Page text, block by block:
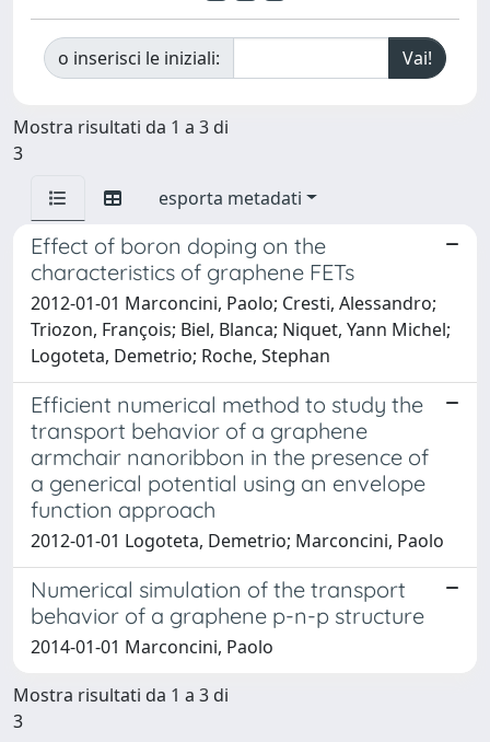
o inserisci le iniziali:
Mostra risultati da 1 a 3 di
3
esporta metadati
Effect of boron doping on the
characteristics of graphene FETs
2012-01-01 Marconcini, Paolo; Cresti, Alessandro;
Triozon, François; Biel, Blanca; Niquet, Yann Michel;
Logoteta, Demetrio; Roche, Stephan
Efficient numerical method to study the
transport behavior of a graphene
armchair nanoribbon in the presence of
a generical potential using an envelope
function approach
2012-01-01 Logoteta, Demetrio; Marconcini, Paolo
Numerical simulation of the transport
behavior of a graphene p-n-p structure
2014-01-01 Marconcini, Paolo
Mostra risultati da 1 a 3 di
3